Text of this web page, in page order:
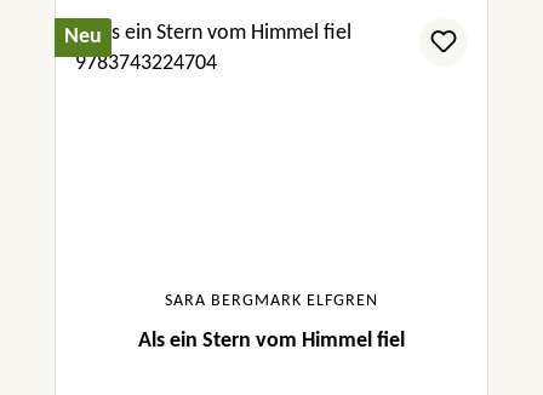
Neu
SARA BERGMARK ELFGREN
Als ein Stern vom Himmel fiel